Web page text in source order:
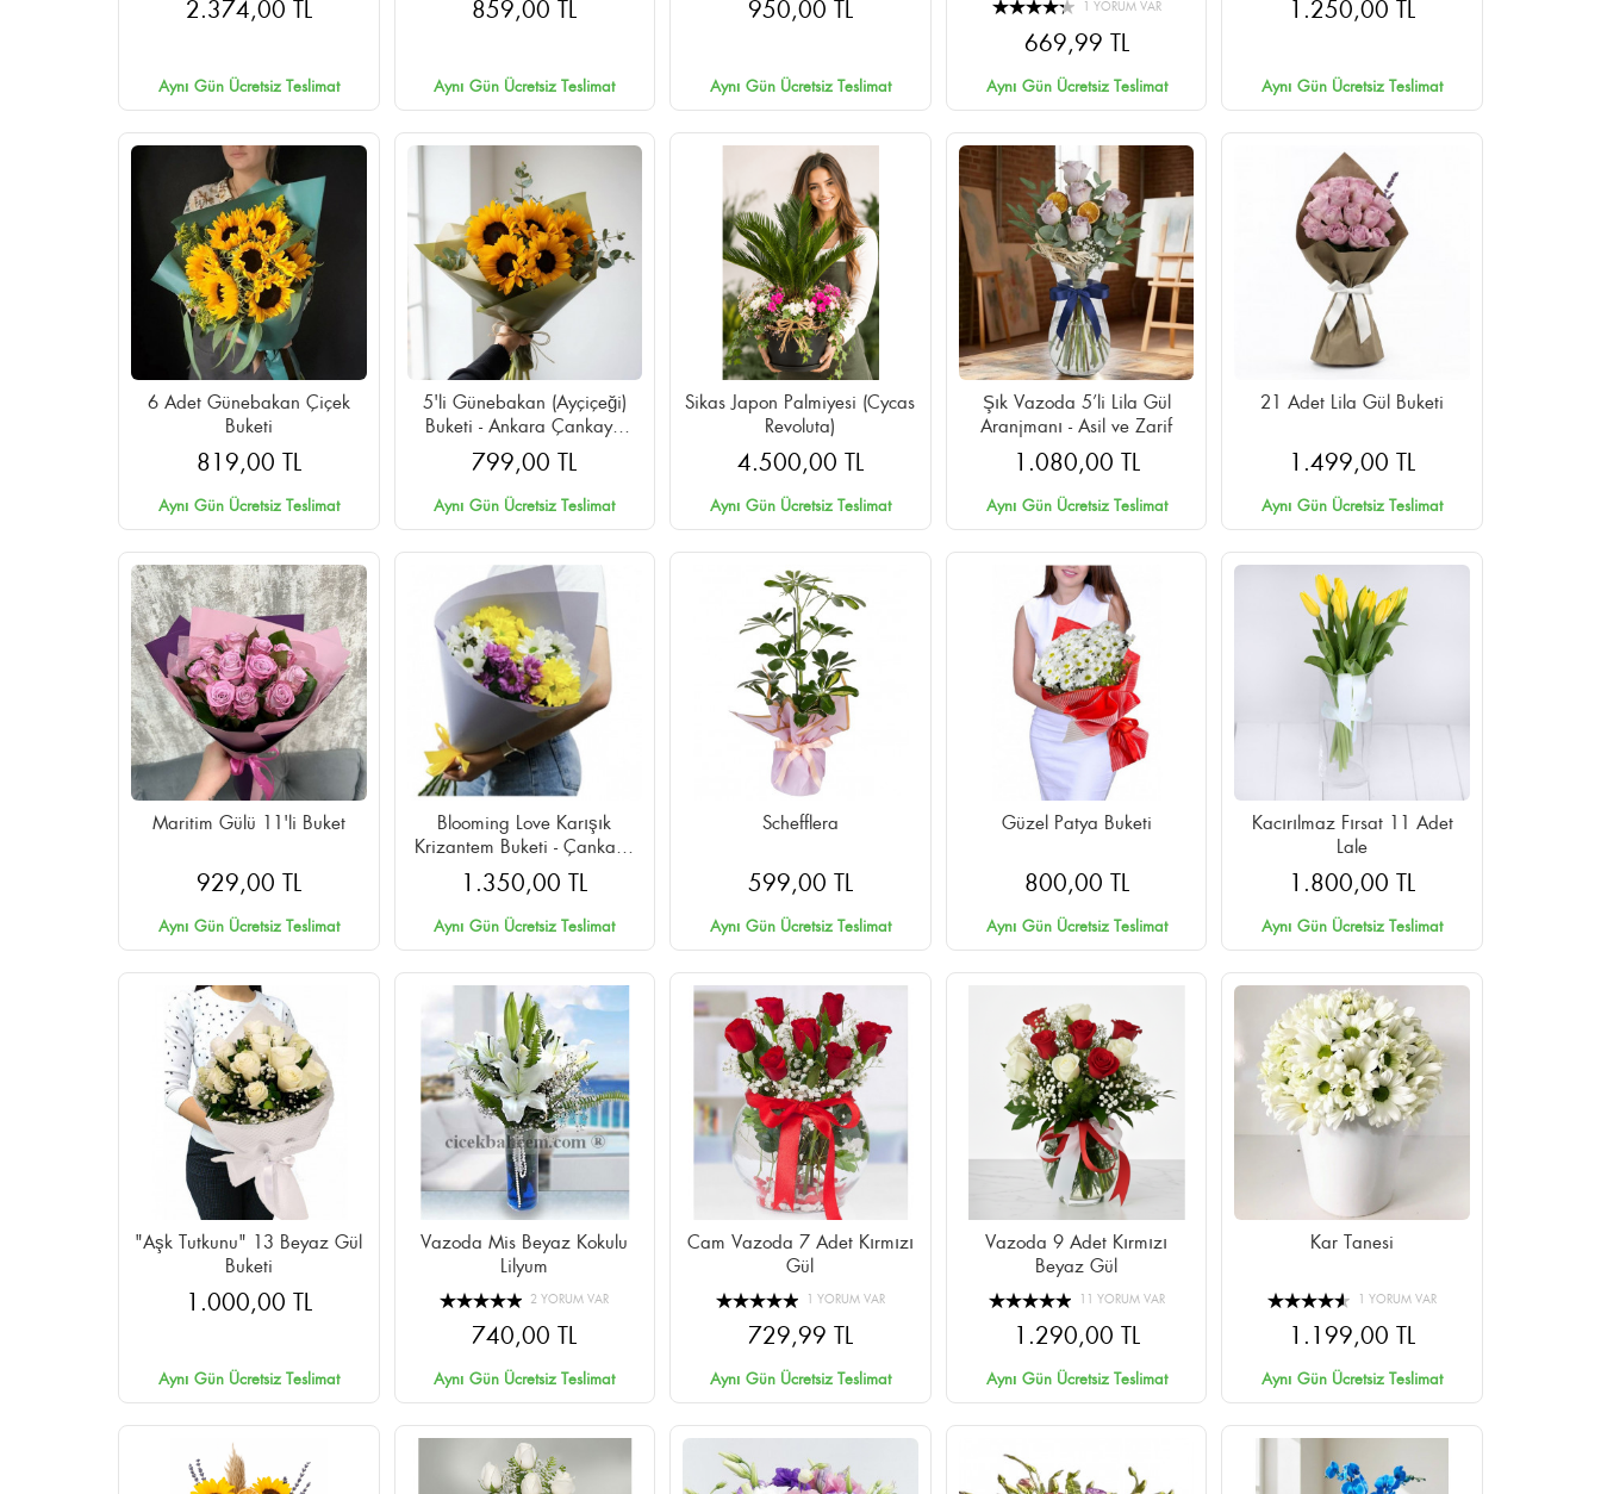
2.374,00 TL
Aynı Gün Ücretsiz Teslimat
859,00 TL
Aynı Gün Ücretsiz Teslimat
950,00 TL
Aynı Gün Ücretsiz Teslimat
1 YORUM VAR
669,99 TL
Aynı Gün Ücretsiz Teslimat
1.250,00 TL
Aynı Gün Ücretsiz Teslimat
6 Adet Günebakan Çiçek
Buketi
819,00 TL
Aynı Gün Ücretsiz Teslimat
5'li Günebakan (Ayçiçeği)
Buketi - Ankara Çankaya
Aynı Gün Teslimat
799,00 TL
Aynı Gün Ücretsiz Teslimat
Sikas Japon Palmiyesi (Cycas
Revoluta)
4.500,00 TL
Aynı Gün Ücretsiz Teslimat
Şık Vazoda 5’li Lila Gül
Aranjmanı - Asil ve Zarif
1.080,00 TL
Aynı Gün Ücretsiz Teslimat
21 Adet Lila Gül Buketi
1.499,00 TL
Aynı Gün Ücretsiz Teslimat
Maritim Gülü 11'li Buket
929,00 TL
Aynı Gün Ücretsiz Teslimat
Blooming Love Karışık
Krizantem Buketi - Çankaya
Aynı Gün Teslimat
1.350,00 TL
Aynı Gün Ücretsiz Teslimat
Schefflera
599,00 TL
Aynı Gün Ücretsiz Teslimat
Güzel Patya Buketi
800,00 TL
Aynı Gün Ücretsiz Teslimat
Kacırılmaz Fırsat 11 Adet
Lale
1.800,00 TL
Aynı Gün Ücretsiz Teslimat
"Aşk Tutkunu" 13 Beyaz Gül
Buketi
1.000,00 TL
Aynı Gün Ücretsiz Teslimat
Vazoda Mis Beyaz Kokulu
Lilyum
2 YORUM VAR
740,00 TL
Aynı Gün Ücretsiz Teslimat
Cam Vazoda 7 Adet Kırmızı
Gül
1 YORUM VAR
729,99 TL
Aynı Gün Ücretsiz Teslimat
Vazoda 9 Adet Kırmızı
Beyaz Gül
11 YORUM VAR
1.290,00 TL
Aynı Gün Ücretsiz Teslimat
Kar Tanesi
1 YORUM VAR
1.199,00 TL
Aynı Gün Ücretsiz Teslimat